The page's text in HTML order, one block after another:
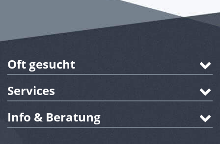
Oft gesucht
Services
Info & Beratung